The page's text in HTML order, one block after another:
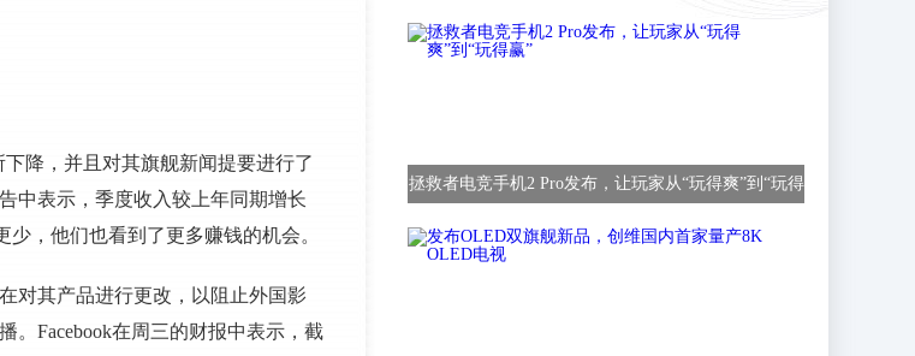
降，并且对其旗舰新闻提要进行了
中表示，季度收入较上年同期增长
，他们也看到了更多赚钱的机会。
对其产品进行更改，以阻止外国影
。Facebook在周三的财报中表示，截
拯救者电竞手机2 Pro发布，让玩家从“玩得爽”到“玩得